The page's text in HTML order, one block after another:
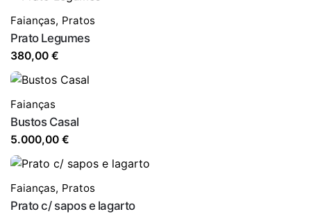
Faianças, Pratos
Prato Legumes
380,00 €
Faianças
Bustos Casal
5.000,00 €
Faianças, Pratos
Prato c/ sapos e lagarto